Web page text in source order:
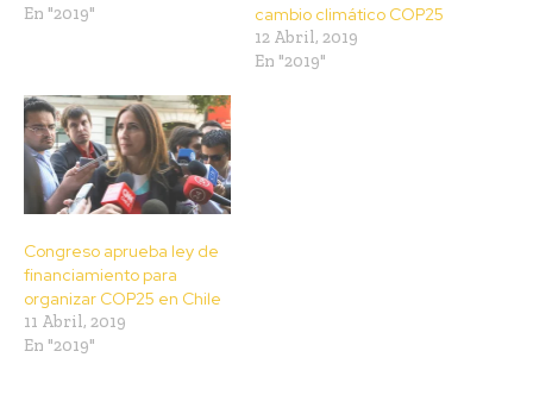
En "2019"
cambio climático COP25
12 Abril, 2019
En "2019"
Congreso aprueba ley de
financiamiento para
organizar COP25 en Chile
11 Abril, 2019
En "2019"